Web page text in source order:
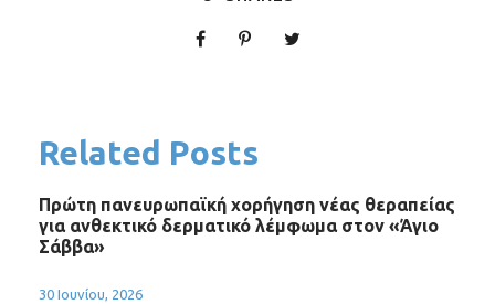
Related Posts
Πρώτη πανευρωπαϊκή χορήγηση νέας θεραπείας
για ανθεκτικό δερματικό λέμφωμα στον «Άγιο
Σάββα»
30 Ιουνίου, 2026